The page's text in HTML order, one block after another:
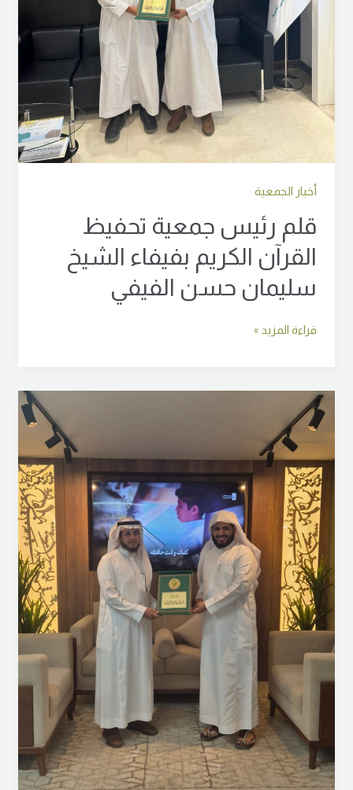
أخبار الجمعية
قلم رئيس جمعية تحفيظ
القرآن الكريم بفيفاء الشيخ
سليمان حسن الفيفي
قراءة المزيد »
في
إطار
تعزيز
التكامل
المؤسسي
وتبادل
الخبرات
في
القطاع
الثالث
تشرفت
جمعية
تحفيظ
القرآن
بفيفاء
بزيارة
فرع
جمعية
تعلَّم